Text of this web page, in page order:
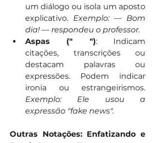
um diálogo ou isola um aposto
explicativo. Exemplo: — Bom
dia! — respondeu o professor.
Aspas (" "): Indicam
citações, transcrições ou
destacam palavras ou
expressões. Podem indicar
Exemplo: Ele usou a
expressão "fake news".
Outras Notações: Enfatizando e